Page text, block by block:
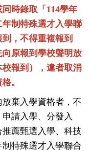
時錄取「 114學年
制特殊選才入學聯
，不得重複報到
向原報到學校聲明放
報到），違者取消
。
棄入學資格者，不
請入學、分發入
薦甄選入學、科技
特殊選才入學聯合